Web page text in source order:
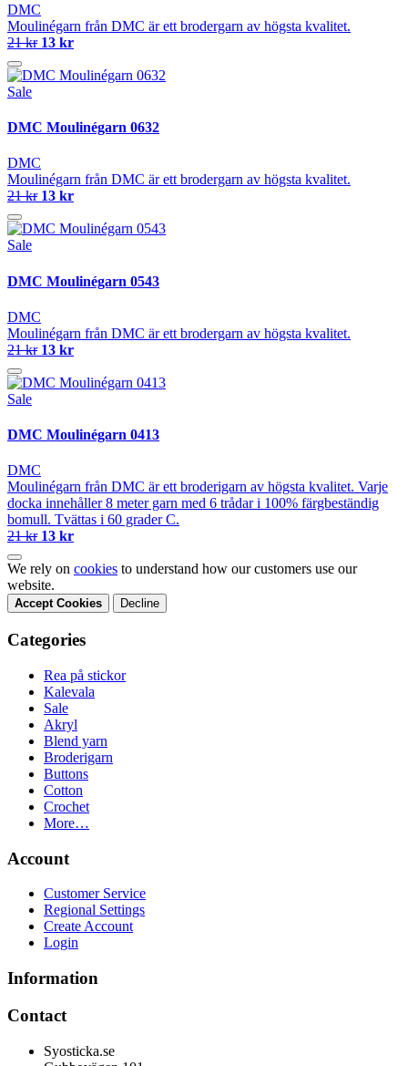
DMC
Moulinégarn från DMC är ett brodergarn av högsta kvalitet.
21 kr 13 kr
Sale
DMC Moulinégarn 0632
DMC
Moulinégarn från DMC är ett brodergarn av högsta kvalitet.
21 kr 13 kr
Sale
DMC Moulinégarn 0543
DMC
Moulinégarn från DMC är ett brodergarn av högsta kvalitet.
21 kr 13 kr
Sale
DMC Moulinégarn 0413
DMC
Moulinégarn från DMC är ett broderigarn av högsta kvalitet. Varje
docka innehåller 8 meter garn med 6 trådar i 100% färgbeständig
bomull. Tvättas i 60 grader C.
21 kr 13 kr
We rely on cookies to understand how our customers use our
website.
Accept Cookies Decline
Categories
Rea på stickor
Kalevala
Sale
Akryl
Blend yarn
Broderigarn
Buttons
Cotton
Crochet
More…
Account
Customer Service
Regional Settings
Create Account
Login
Information
Contact
Syosticka.se